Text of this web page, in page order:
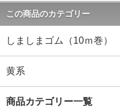
この商品のカテゴリー
しましまゴム（10ｍ巻）
黄系
商品カテゴリー一覧